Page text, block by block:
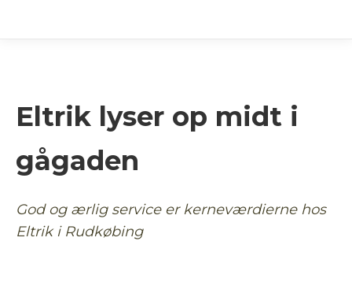
Eltrik lyser op midt i
gågaden
God og ærlig service er kerneværdierne hos
Eltrik i Rudkøbing